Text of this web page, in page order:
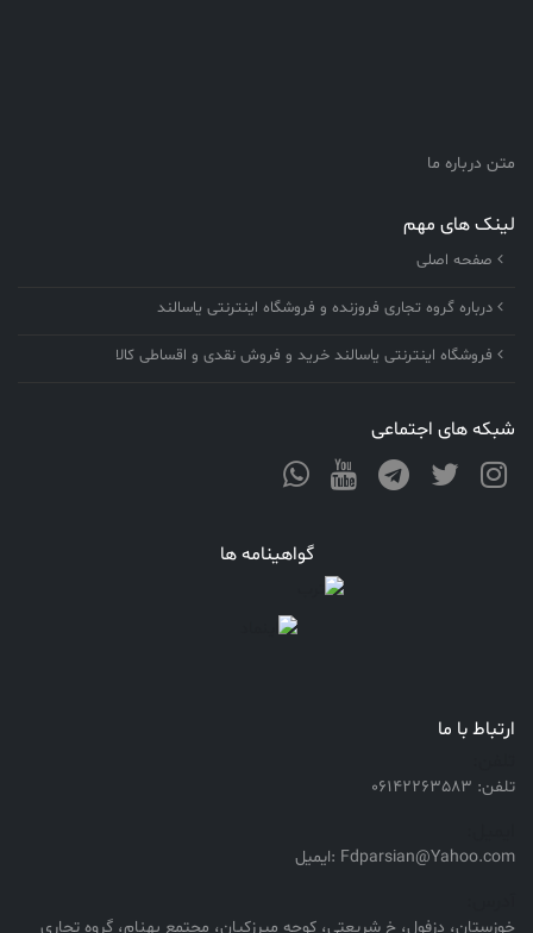
متن درباره ما
لینک های مهم
صفحه اصلی
درباره گروه تجاری فروزنده و فروشگاه اینترنتی یاسالند
فروشگاه اینترنتی یاسالند خرید و فروش نقدی و اقساطی کالا
شبکه های اجتماعی
گواهینامه ها
ارتباط با ما
تلفن: 06142263583
Fdparsian@Yahoo.com :ایمیل
خوزستان، دزفول، خ شریعتی، کوچه میرزکیان، مجتمع بهنام، گروه تجاری